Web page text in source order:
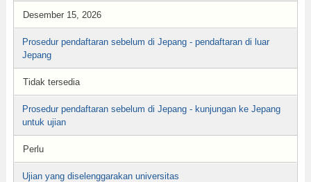
Desember 15, 2026
Prosedur pendaftaran sebelum di Jepang - pendaftaran di luar
Jepang
Tidak tersedia
Prosedur pendaftaran sebelum di Jepang - kunjungan ke Jepang
untuk ujian
Perlu
Ujian yang diselenggarakan universitas